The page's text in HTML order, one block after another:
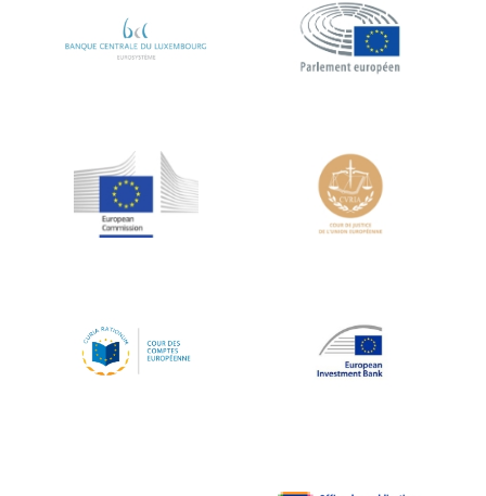
Lars Heikensten
Lucas Papademos
Máire Geoghegan-Quinn
Manolis Mavrommatis
Mario Centeno
Mario Monti